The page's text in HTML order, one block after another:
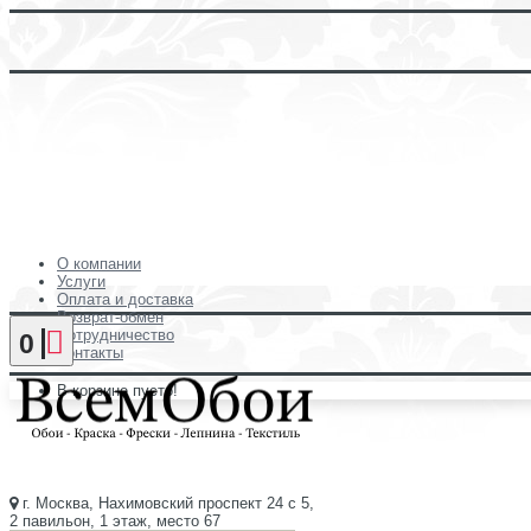
О компании
Услуги
Оплата и доставка
Возврат-обмен
Сотрудничество
Контакты
0
В корзине пусто!
г. Москва, Нахимовский проспект 24 с 5,
2 павильон, 1 этаж, место 67